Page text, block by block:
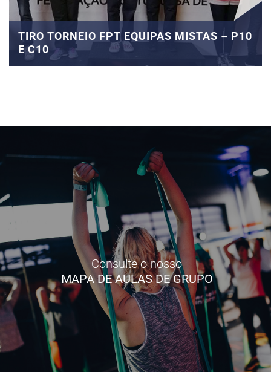
TIRO TORNEIO FPT EQUIPAS MISTAS – P10
E C10
Consulte o nosso
MAPA DE AULAS DE GRUPO